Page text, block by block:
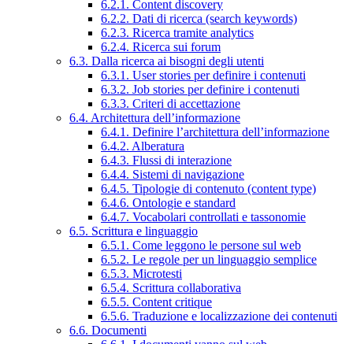
6.2.1. Content discovery
6.2.2. Dati di ricerca (search keywords)
6.2.3. Ricerca tramite analytics
6.2.4. Ricerca sui forum
6.3. Dalla ricerca ai bisogni degli utenti
6.3.1. User stories per definire i contenuti
6.3.2. Job stories per definire i contenuti
6.3.3. Criteri di accettazione
6.4. Architettura dell’informazione
6.4.1. Definire l’architettura dell’informazione
6.4.2. Alberatura
6.4.3. Flussi di interazione
6.4.4. Sistemi di navigazione
6.4.5. Tipologie di contenuto (content type)
6.4.6. Ontologie e standard
6.4.7. Vocabolari controllati e tassonomie
6.5. Scrittura e linguaggio
6.5.1. Come leggono le persone sul web
6.5.2. Le regole per un linguaggio semplice
6.5.3. Microtesti
6.5.4. Scrittura collaborativa
6.5.5. Content critique
6.5.6. Traduzione e localizzazione dei contenuti
6.6. Documenti